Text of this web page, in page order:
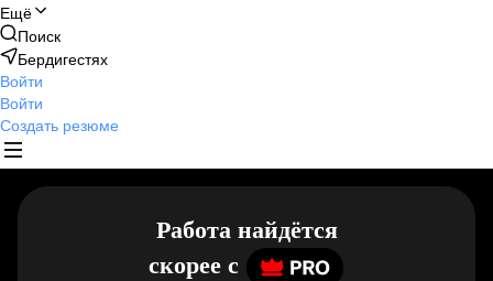
Ещё
Поиск
Бердигестях
Войти
Войти
Создать резюме
Работа найдётся
скорее c